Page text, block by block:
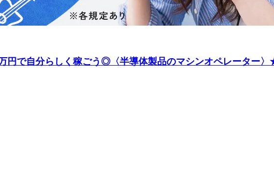
円で自分らしく稼ごう◎〈半導体製品のマシンオペレーター